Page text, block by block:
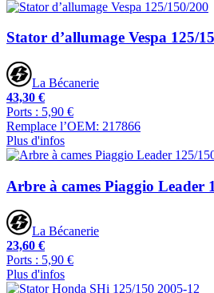
Stator d’allumage Vespa 125/
La Bécanerie
43,30 €
Ports : 5,90 €
Remplace l’OEM: 217866
Plus d'infos
Arbre à cames Piaggio Leader
La Bécanerie
23,60 €
Ports : 5,90 €
Plus d'infos